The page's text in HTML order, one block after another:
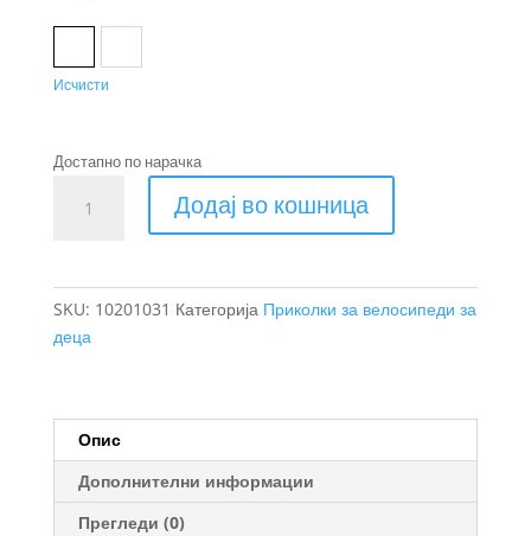
Исчисти
Достапно по нарачка
Chariot
приколка
две
седишта
количина
Додај во кошница
SKU: 10201031 Категорија Приколки за велосипеди за
деца
Опис
Дополнителни информации
Прегледи (0)